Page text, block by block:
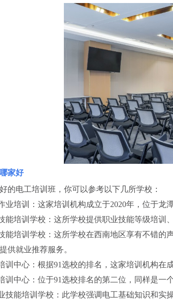
家好
的电工培训班，你可以参考以下几所学校：
业培训：这家培训机构成立于2020年，位于龙
能培训学校：这所学校提供职业技能等级培训
能培训学校：这所学校在西南地区享有不错
供就业推荐服务。
训中心：根据91选校的排名，这家培训机构在
训中心：位于91选校排名的第二位，同样是一
技能培训学校：此学校强调电工基础知识和实